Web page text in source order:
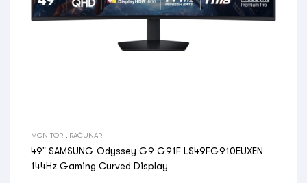
MONITORI RAČUNARI
49” SAMSUNG Odyssey G9 G91F LS49FG910EUXEN
144Hz Gaming Curved Display